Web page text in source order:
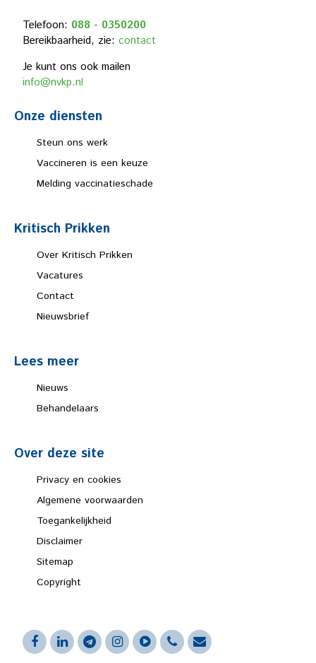
Telefoon: 088 - 0350200
Bereikbaarheid, zie: contact
Je kunt ons ook mailen
info@nvkp.nl
Onze diensten
Steun ons werk
Vaccineren is een keuze
Melding vaccinatieschade
Kritisch Prikken
Over Kritisch Prikken
Vacatures
Contact
Nieuwsbrief
Lees meer
Nieuws
Behandelaars
Over deze site
Privacy en cookies
Algemene voorwaarden
Toegankelijkheid
Disclaimer
Sitemap
Copyright